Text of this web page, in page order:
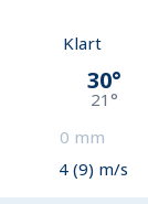
Klart
30°
21°
0 mm
4 (9) m/s